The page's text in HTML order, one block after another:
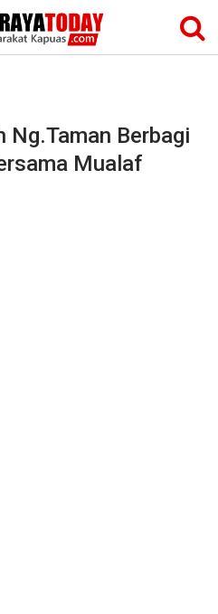
Ng.Taman Berbagi
Mualaf